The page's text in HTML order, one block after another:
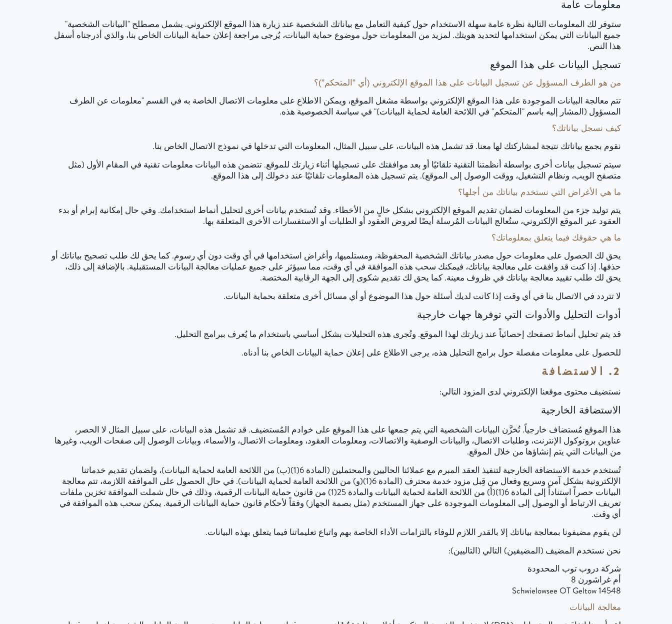
معلومات عامة
ستوفر لك المعلومات التالية نظرة عامة سهلة الاستخدام حول كيفية التعامل مع بياناتك الشخصية عند زيارة هذا الموقع الإلكتروني. يشمل مصطلح "البيانات الشخصية"
جميع البيانات التي يمكن استخدامها لتحديد هويتك. لمزيد من المعلومات حول موضوع حماية البيانات، يُرجى مراجعة إعلان حماية البيانات الخاص بنا، والذي أدرجناه أسفل
هذا النص.
تسجيل البيانات على هذا الموقع
من هو الطرف المسؤول عن تسجيل البيانات على هذا الموقع الإلكتروني (أي "المتحكم")؟
تتم معالجة البيانات الموجودة على هذا الموقع الإلكتروني بواسطة مشغل الموقع، ويمكن الاطلاع على معلومات الاتصال الخاصة به في القسم "معلومات عن الطرف
المسؤول (المشار إليه باسم "المتحكم" في اللائحة العامة لحماية البيانات)" في سياسة الخصوصية هذه.
كيف نسجل بياناتك؟
نقوم بجمع بياناتك نتيجة لمشاركتك لها معنا. قد تشمل هذه البيانات، على سبيل المثال، المعلومات التي تدخلها في نموذج الاتصال الخاص بنا.
سيتم تسجيل بيانات أخرى بواسطة أنظمتنا التقنية تلقائيًا أو بعد موافقتك على تسجيلها أثناء زيارتك للموقع. تتضمن هذه البيانات معلومات تقنية في المقام الأول (مثل
متصفح الويب، ونظام التشغيل، ووقت الوصول إلى الموقع). يتم تسجيل هذه المعلومات تلقائيًا عند دخولك إلى هذا الموقع.
ما هي الأغراض التي نستخدم بياناتك من أجلها؟
يتم توليد جزء من المعلومات لضمان تقديم الموقع الإلكتروني بشكل خالٍ من الأخطاء. وقد تُستخدم بيانات أخرى لتحليل أنماط استخدامك. وفي حال إمكانية إبرام أو بدء
العقود عبر الموقع الإلكتروني، ستُعالج البيانات المُرسلة أيضًا لعروض العقود أو الطلبات أو الاستفسارات الأخرى المتعلقة بها.
ما هي حقوقك فيما يتعلق بمعلوماتك؟
يحق لك الحصول على معلومات حول مصدر بياناتك الشخصية المحفوظة، ومستلميها، وأغراض استخدامها في أي وقت دون أي رسوم. كما يحق لك طلب تصحيح بياناتك أو
حذفها. إذا كنت قد وافقت على معالجة بياناتك، فيمكنك سحب هذه الموافقة في أي وقت، مما سيؤثر على جميع عمليات معالجة البيانات المستقبلية. بالإضافة إلى ذلك،
يحق لك طلب تقييد معالجة بياناتك في ظروف معينة. كما يحق لك تقديم شكوى إلى الجهة الرقابية المختصة.
لا تتردد في الاتصال بنا في أي وقت إذا كانت لديك أسئلة حول هذا الموضوع أو أي مسائل أخرى متعلقة بحماية البيانات.
أدوات التحليل والأدوات التي توفرها جهات خارجية
قد يتم تحليل أنماط تصفحك إحصائياً عند زيارتك لهذا الموقع. وتُجرى هذه التحليلات بشكل أساسي باستخدام ما يُعرف ببرامج التحليل.
للحصول على معلومات مفصلة حول برامج التحليل هذه، يرجى الاطلاع على إعلان حماية البيانات الخاص بنا أدناه.
2. الاستضافة
نستضيف محتوى موقعنا الإلكتروني لدى المزود التالي:
الاستضافة الخارجية
هذا الموقع مُستضاف خارجياً. تُخزَّن البيانات الشخصية التي يتم جمعها على هذا الموقع على خوادم المُستضيف. قد تشمل هذه البيانات، على سبيل المثال لا الحصر،
عناوين بروتوكول الإنترنت، وطلبات الاتصال، والبيانات الوصفية والاتصالات، ومعلومات العقود، ومعلومات الاتصال، والأسماء، وبيانات الوصول إلى صفحات الويب، وغيرها
من البيانات التي يتم إنشاؤها من خلال الموقع.
تُستخدم خدمة الاستضافة الخارجية لتنفيذ العقد المبرم مع عملائنا الحاليين والمحتملين (المادة 6(1)(ب) من اللائحة العامة لحماية البيانات)، ولضمان تقديم خدماتنا
الإلكترونية بشكل آمن وسريع وفعال من قِبل مزود خدمة محترف (المادة 6(1)(و) من اللائحة العامة لحماية البيانات). في حال الحصول على الموافقة اللازمة، تتم معالجة
البيانات حصراً استناداً إلى المادة 6(1)(أ) من اللائحة العامة لحماية البيانات والمادة 25(1) من قانون حماية البيانات الرقمية، وذلك في حال شملت الموافقة تخزين ملفات
تعريف الارتباط أو الوصول إلى المعلومات الموجودة على جهاز المستخدم (مثل بصمة الجهاز) وفقاً لأحكام قانون حماية البيانات الرقمية. يمكن سحب هذه الموافقة في
أي وقت.
لن يقوم مضيفونا بمعالجة بياناتك إلا بالقدر اللازم للوفاء بالتزامات الأداء الخاصة بهم واتباع تعليماتنا فيما يتعلق بهذه البيانات.
نحن نستخدم المضيف (المضيفين) التالي (التاليين):
شركة دروب توب المحدودة
أم غراشورن 8
14548 Schwielowsee OT Geltow
معالجة البيانات